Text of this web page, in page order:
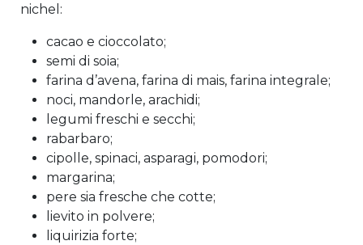
nichel:
cacao e cioccolato;
semi di soia;
farina d’avena, farina di mais, farina integrale;
noci, mandorle, arachidi;
legumi freschi e secchi;
rabarbaro;
cipolle, spinaci, asparagi, pomodori;
margarina;
pere sia fresche che cotte;
lievito in polvere;
liquirizia forte;